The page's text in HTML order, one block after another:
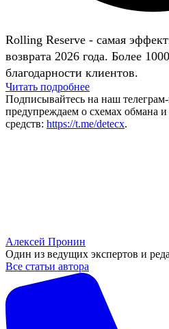
Rolling Reserve - самая
возврата 2026 года. Более
благодарности клиентов.
Читать подробнее
Подписывайтесь на наш
предупреждаем о схемах обмана и
средств: https://t.me/detecx.
Алексей Пронин
Один из ведущих экспертов и
Все статьи автора